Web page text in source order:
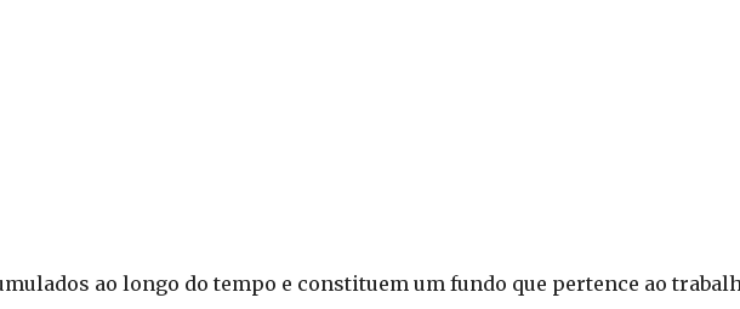
ao longo do tempo e constituem um fundo que pertence ao